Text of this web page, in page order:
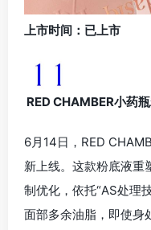
上市时间：已上市
RED CHAMBER小药
6月14日，RED
新上线。这款粉底液重
制优化，依托“AS处理
面部多余油脂，即使身